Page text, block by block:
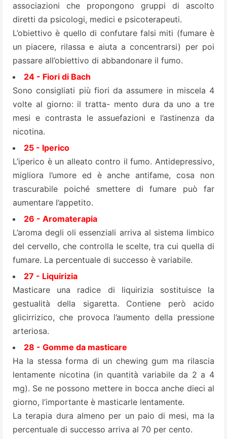
associazioni che propongono gruppi di ascolto
diretti da psicologi, medici e psicoterapeuti.
L’obiettivo è quello di confutare falsi miti (fumare è
un piacere, rilassa e aiuta a concentrarsi) per poi
passare all’obiettivo di abbandonare il fumo.
24 - Fiori di Bach
Sono consigliati più fiori da assumere in miscela 4
volte al giorno: il tratta- mento dura da uno a tre
mesi e contrasta le assuefazioni e l’astinenza da
nicotina.
25 - Iperico
L’iperico è un alleato contro il fumo. Antidepressivo,
migliora l’umore ed è anche antifame, cosa non
trascurabile poiché smettere di fumare può far
aumentare l’appetito.
26 - Aromaterapia
L’aroma degli oli essenziali arriva al sistema limbico
del cervello, che controlla le scelte, tra cui quella di
fumare. La percentuale di successo è variabile.
27 - Liquirizia
Masticare una radice di liquirizia sostituisce la
gestualità della sigaretta. Contiene però acido
glicirrizico, che provoca l’aumento della pressione
arteriosa.
28 - Gomme da masticare
Ha la stessa forma di un chewing gum ma rilascia
lentamente nicotina (in quantità variabile da 2 a 4
mg). Se ne possono mettere in bocca anche dieci al
giorno, l’importante è masticarle lentamente.
La terapia dura almeno per un paio di mesi, ma la
percentuale di successo arriva al 70 per cento.